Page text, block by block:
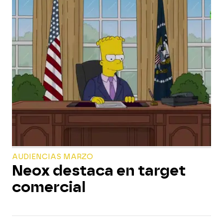
AUDIENCIAS MARZO
Neox destaca en target
comercial